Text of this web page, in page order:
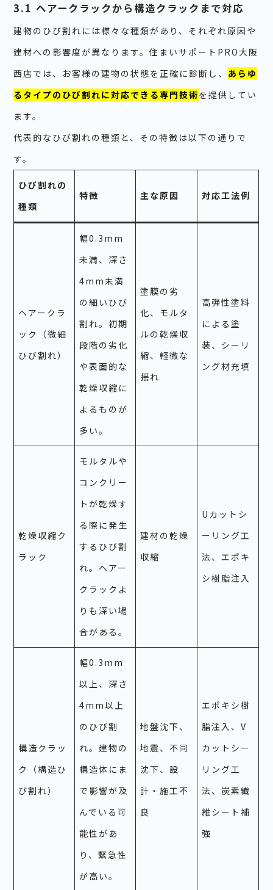
3.1 ヘアークラックから構造クラックまで対応
建物のひび割れには様々な種類があり、それぞれ原因や
建材への影響度が異なります。住まいサポートPRO大阪
西店では、お客様の建物の状態を正確に診断し、 あらゆ
るタイプのひび割れに対応できる専門技術を提供してい
ます。
代表的なひび割れの種類と、その特徴は以下の通りで
す。
ひび割れの
種類
特徴 主な原因 対応工法例
ヘアークラ
ック（微細
ひび割れ）
幅0.3mm
未満、深さ
4mm未満
の細いひび
割れ。初期
段階の劣化
や表面的な
乾燥収縮に
よるものが
多い。
塗膜の劣
化、モルタ
ルの乾燥収
縮、軽微な
揺れ
高弾性塗料
による塗
装、シーリ
ング材充填
乾燥収縮ク
ラック
モルタルや
コンクリー
トが乾燥す
る際に発生
するひび割
れ。ヘアー
クラックよ
りも深い場
合がある。
建材の乾燥
収縮
Uカットシ
ーリング工
法、エポキ
シ樹脂注入
構造クラッ
ク（構造ひ
び割れ）
幅0.3mm
以上、深さ
4mm以上
のひび割
れ。建物の
構造体にま
で影響が及
んでいる可
能性があ
り、緊急性
が高い。
地盤沈下、
地震、不同
沈下、設
計・施工不
良
エポキシ樹
脂注入、V
カットシー
リング工
法、炭素繊
維シート補
強